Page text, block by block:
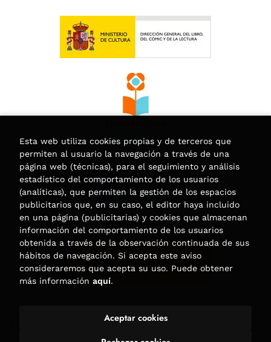
. Todos los Derechos Reservados |
Esta web utiliza cookies propias y de terceros que
permiten al usuario la navegación a través de una
página web (técnicas), para el seguimiento y análisis
estadístico del comportamiento de los usuarios
(analíticas), que permiten la gestión de los espacios
publicitarios que, en su caso, el editor haya incluido
en una página (publicitarias) y cookies que almacenan
información del comportamiento de los usuarios
obtenida a través de la observación continuada de sus
hábitos de navegación. Si acepta este aviso
consideraremos que acepta su uso. Puede obtener
más información aquí.
Aceptar cookies